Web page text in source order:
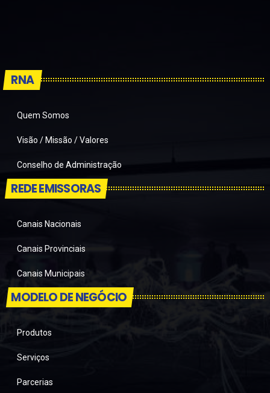
RNA
Quem Somos
Visão / Missão / Valores
Conselho de Administração
REDE EMISSORAS
Canais Nacionais
Canais Provinciais
Canais Municipais
MODELO DE NEGÓCIO
Produtos
Serviços
Parcerias